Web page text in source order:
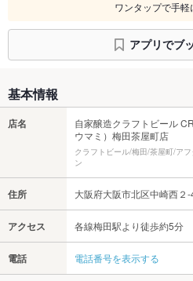
ワンタップで手軽
アプリでブ
基本情報
店名
自家醸造クラフトビール
ウマミ）梅田茶屋町店
クラフトビール/梅田/茶屋町/ア
ン
住所 大阪府大阪市北区中崎西２
アクセス 各線梅田駅より徒歩約5分
電話 電話番号を表示する